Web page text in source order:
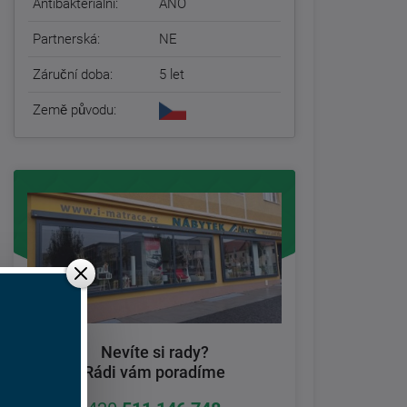
Antibakteriální: ANO
Partnerská: NE
Záruční doba: 5 let
Země původu:
Nevíte si rady?
Rádi vám poradíme